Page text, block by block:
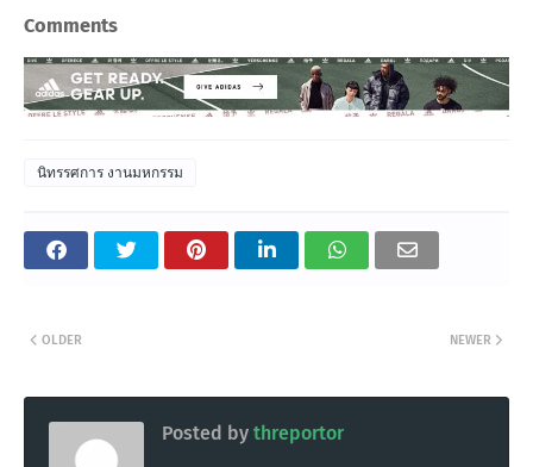
Comments
นิทรรศการ งานมหกรรม
NEWER
OLDER
Posted by threportor